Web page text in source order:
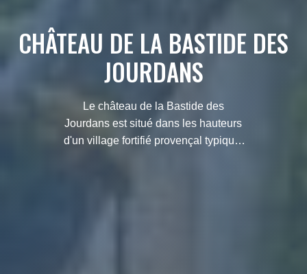
CHÂTEAU DE LA BASTIDE DES
JOURDANS
Le château de la Bastide des
Jourdans est situé dans les hauteurs
d'un village fortifié provençal typique.